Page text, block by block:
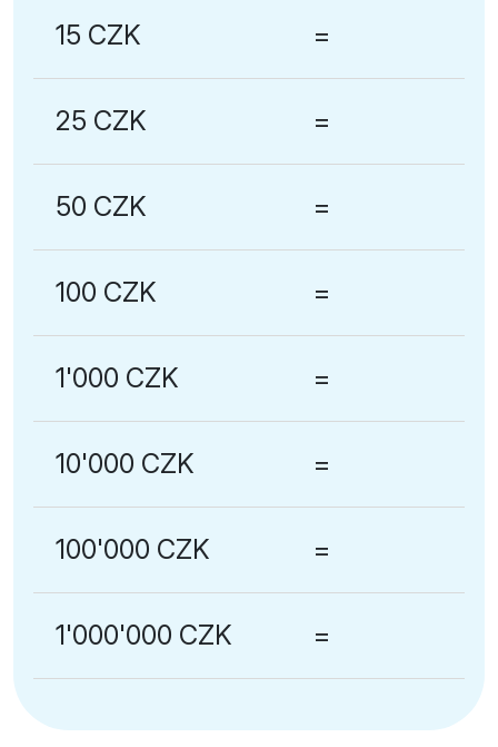
15 CZK =
25 CZK =
50 CZK =
100 CZK =
1'000 CZK =
10'000 CZK =
100'000 CZK =
1'000'000 CZK =